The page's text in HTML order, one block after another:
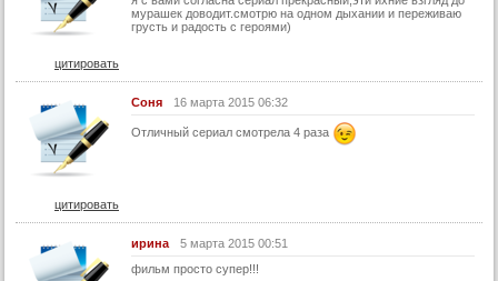
55 серия
58 серия
59 серия
60 серия
61 серия
63 серия
мурашек доводит.смотрю на одном дыхании и переживаю
грусть и радость с героями)
цитировать
Соня 16 марта 2015 06:32
Отличный сериал смотрела 4 раза
цитировать
ирина
5 марта 2015 00:51
фильм просто супер!!!